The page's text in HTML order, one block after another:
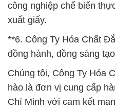
công nghiệp chế biến
xuất giấy.
**6. Công Ty Hóa Chất
đồng hành, đồng sáng
Chúng tôi, Công Ty Hóa
hào là đơn vị cung cấp
Chí Minh với cam kết